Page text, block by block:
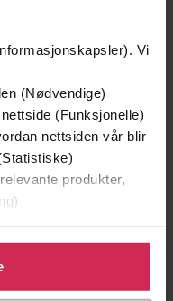
Vi
(Nødvendige)
(Funksjonelle)
nettsiden vår blir
produkter,
samtykke til å
Du kan også
formål ved å klikke
169,-